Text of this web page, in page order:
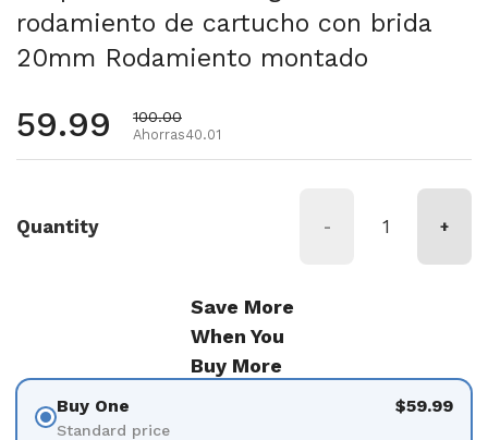
rodamiento de cartucho con brida
20mm Rodamiento montado
Precio habitual
59.99 Precio de oferta
100.00
Ahorras40.01
Quantity - +
Save More
When You
Buy More
Buy One
Standard price
$59.99